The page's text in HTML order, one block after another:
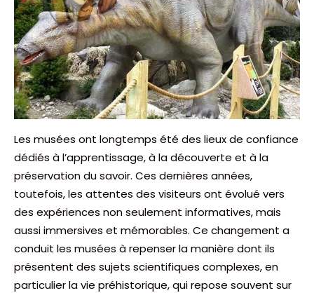
Les musées ont longtemps été des lieux de confiance
dédiés à l’apprentissage, à la découverte et à la
préservation du savoir. Ces dernières années,
toutefois, les attentes des visiteurs ont évolué vers
des expériences non seulement informatives, mais
aussi immersives et mémorables. Ce changement a
conduit les musées à repenser la manière dont ils
présentent des sujets scientifiques complexes, en
particulier la vie préhistorique, qui repose souvent sur